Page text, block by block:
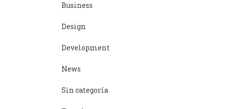
Business
Design
Development
News
Sin categoría